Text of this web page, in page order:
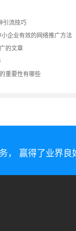
引流技巧
企业有效的网络推广方法
的文章
重要性有哪些
， 赢得了业界